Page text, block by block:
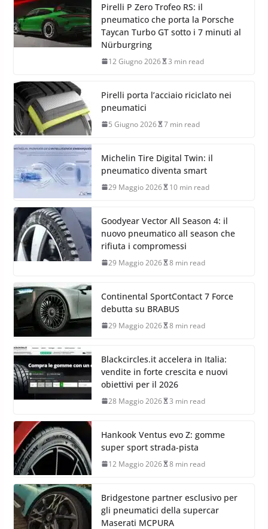
Pirelli P Zero Trofeo RS: il
pneumatico che porta la Porsche
Taycan Turbo GT sotto i 7 minuti al
Nürburgring
12 Giugno 2026 3 min read
Pirelli porta l’acciaio riciclato nei
pneumatici
5 Giugno 2026 7 min read
Michelin Tire Digital Twin: il
pneumatico diventa smart
29 Maggio 2026 10 min read
Goodyear Vector All Season 4: il
nuovo pneumatico all season che
rifiuta i compromessi
29 Maggio 2026 8 min read
Continental SportContact 7 Force
debutta su BRABUS
29 Maggio 2026 8 min read
Blackcircles.it accelera in Italia:
vendite in forte crescita e nuovi
obiettivi per il 2026
28 Maggio 2026 3 min read
Hankook Ventus evo Z: gomme
super sport strada-pista
12 Maggio 2026 8 min read
Bridgestone partner esclusivo per
gli pneumatici della supercar
Maserati MCPURA